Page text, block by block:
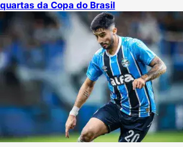
quartas da Copa do Brasil